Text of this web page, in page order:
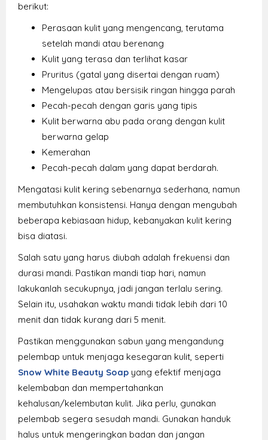
berikut:
Perasaan kulit yang mengencang, terutama
setelah mandi atau berenang
Kulit yang terasa dan terlihat kasar
Pruritus (gatal yang disertai dengan ruam)
Mengelupas atau bersisik ringan hingga parah
Pecah-pecah dengan garis yang tipis
Kulit berwarna abu pada orang dengan kulit
berwarna gelap
Kemerahan
Pecah-pecah dalam yang dapat berdarah.
Mengatasi kulit kering sebenarnya sederhana, namun
membutuhkan konsistensi. Hanya dengan mengubah
beberapa kebiasaan hidup, kebanyakan kulit kering
bisa diatasi.
Salah satu yang harus diubah adalah frekuensi dan
durasi mandi. Pastikan mandi tiap hari, namun
lakukanlah secukupnya, jadi jangan terlalu sering.
Selain itu, usahakan waktu mandi tidak lebih dari 10
menit dan tidak kurang dari 5 menit.
Pastikan menggunakan sabun yang mengandung
pelembap untuk menjaga kesegaran kulit, seperti
Snow White Beauty Soap yang efektif menjaga
kelembaban dan mempertahankan
kehalusan/kelembutan kulit. Jika perlu, gunakan
pelembab segera sesudah mandi. Gunakan handuk
halus untuk mengeringkan badan dan jangan